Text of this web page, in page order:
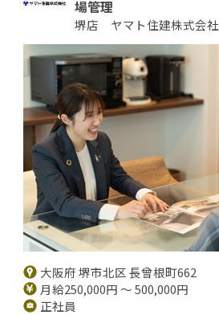
場管理
堺店 ヤマト住建株式会社
大阪府 堺市北区 長曾根町662
月給250,000円 ～ 500,000円
正社員